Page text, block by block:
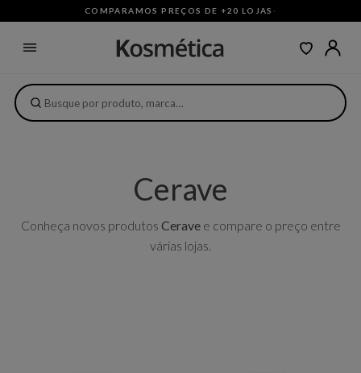
COMPARAMOS PREÇOS DE +20 LOJAS ·
Cerave
Conheça novos produtos Ceravee compare o preço entre
várias lojas.